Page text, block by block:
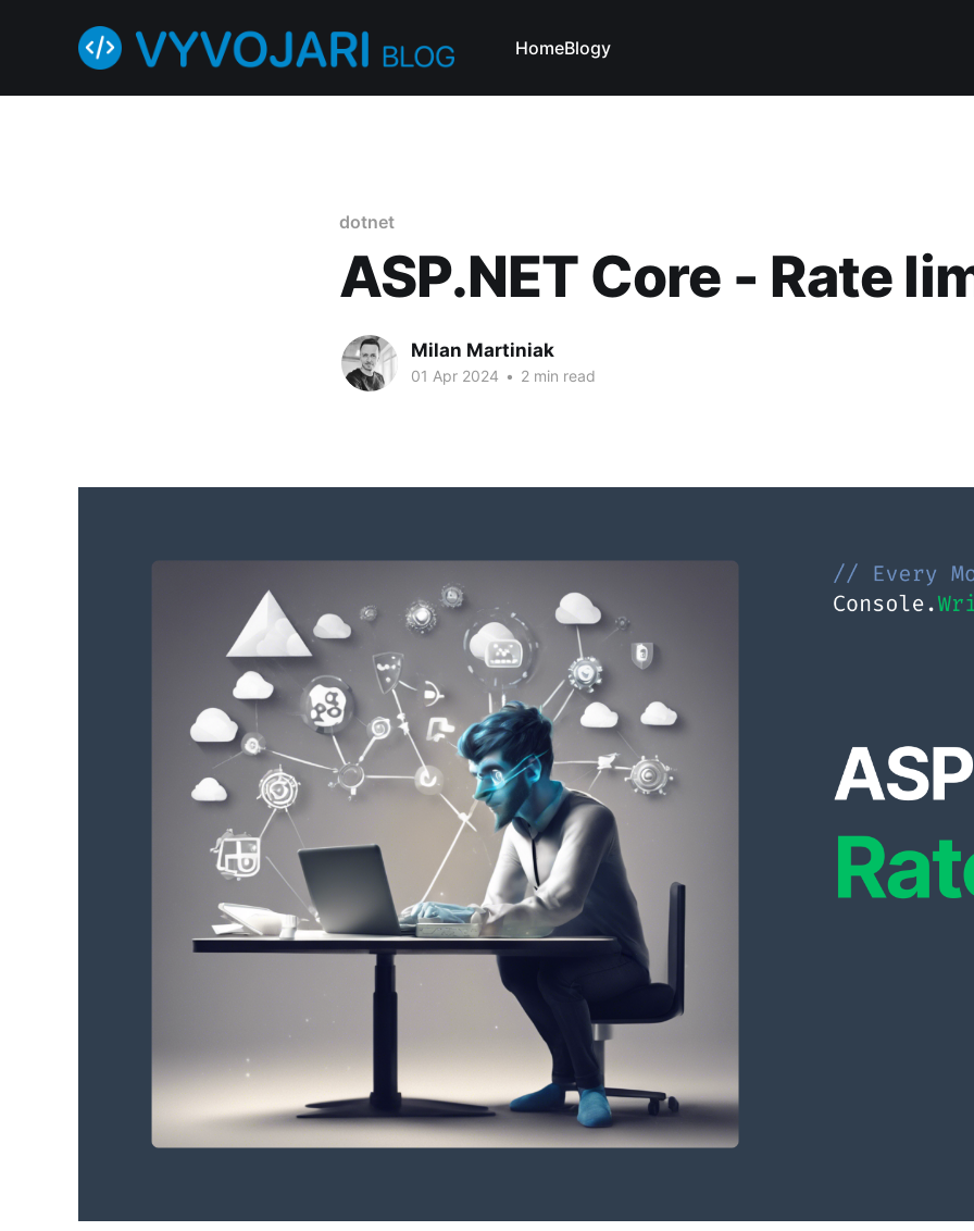
HomeBlogy
dotnet
ASP.NET Core - Rate
Milan Martiniak
01 Apr 2024 • 2 min read